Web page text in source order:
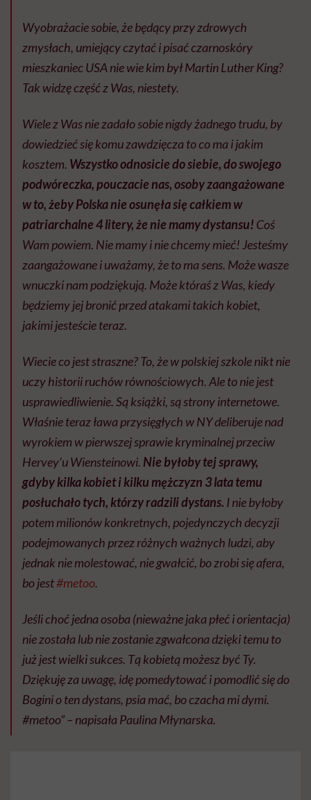
Wyobrażacie sobie, że będący przy zdrowych
zmysłach, umiejący czytać i pisać czarnoskóry
mieszkaniec USA nie wie kim był Martin Luther King?
Tak widzę część z Was, niestety.
Wiele z Was nie zadało sobie nigdy żadnego trudu, by
dowiedzieć się komu zawdzięcza to co ma i jakim
kosztem. Wszystko odnosicie do siebie, do swojego
podwóreczka, pouczacie nas, osoby zaangażowane
w to, żeby Polska nie osunęła się całkiem w
patriarchalne 4 litery, że nie mamy dystansu! Coś
Wam powiem. Nie mamy i nie chcemy mieć! Jesteśmy
zaangażowane i uważamy, że to ma sens. Może wasze
wnuczki nam podziękują. Może któraś z Was, kiedy
będziemy jej bronić przed atakami takich kobiet,
jakimi jesteście teraz.
Wiecie co jest straszne? To, że w polskiej szkole nikt nie
uczy historii ruchów równościowych. Ale to nie jest
usprawiedliwienie. Są książki, są strony internetowe.
Właśnie teraz ława przysięgłych w NY deliberuje nad
wyrokiem w pierwszej sprawie kryminalnej przeciw
Hervey’u Wiensteinowi. Nie byłoby tej sprawy,
gdyby kilka kobiet i kilku mężczyzn 3 lata temu
posłuchało tych, którzy radzili dystans. I nie byłoby
potem milionów konkretnych, pojedynczych decyzji
podejmowanych przez różnych ważnych ludzi, aby
jednak nie molestować, nie gwałcić, bo zrobi się afera,
bo jest#metoo.
Jeśli choć jedna osoba (nieważne jaka płeć i orientacja)
nie została lub nie zostanie zgwałcona dzięki temu to
już jest wielki sukces. Tą kobietą możesz być Ty.
Dziękuję za uwagę, idę pomedytować i pomodlić się do
Bogini o ten dystans, psia mać, bo czacha mi dymi.
#metoo” – napisała Paulina Młynarska.